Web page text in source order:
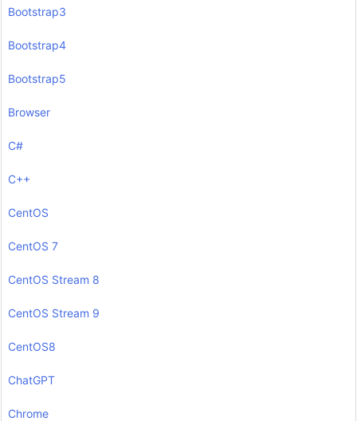
Bootstrap3
Bootstrap4
Bootstrap5
Browser
C#
C++
CentOS
CentOS 7
CentOS Stream 8
CentOS Stream 9
CentOS8
ChatGPT
Chrome